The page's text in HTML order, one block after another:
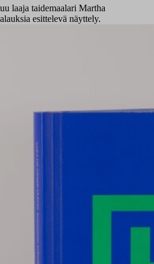
laaja taidemaalari Martha
esittelevä näyttely.